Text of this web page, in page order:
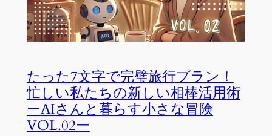
たった7文字で完璧旅行プラン！
忙しい私たちの新しい相棒活用術
ーAIさんと暮らす小さな冒険
VOL.02ー